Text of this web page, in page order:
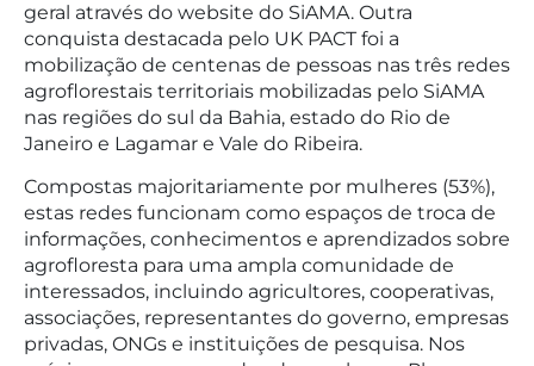
geral através do website do SiAMA. Outra
conquista destacada pelo UK PACT foi a
mobilização de centenas de pessoas nas três redes
agroflorestais territoriais mobilizadas pelo SiAMA
nas regiões do sul da Bahia, estado do Rio de
Janeiro e Lagamar e Vale do Ribeira.
Compostas majoritariamente por mulheres (53%),
estas redes funcionam como espaços de troca de
informações, conhecimentos e aprendizados sobre
agrofloresta para uma ampla comunidade de
interessados, incluindo agricultores, cooperativas,
associações, representantes do governo, empresas
privadas, ONGs e instituições de pesquisa. Nos